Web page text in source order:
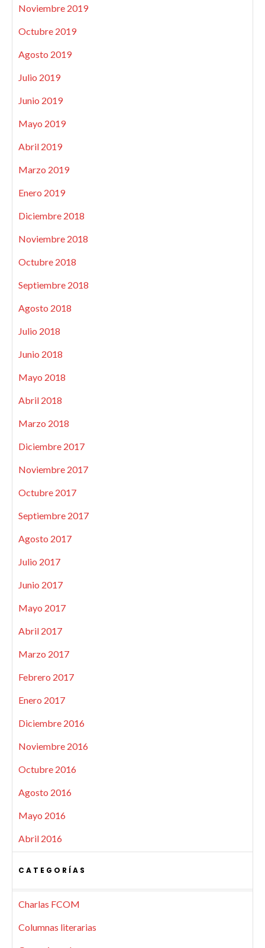
Noviembre 2019
Octubre 2019
Agosto 2019
Julio 2019
Junio 2019
Mayo 2019
Abril 2019
Marzo 2019
Enero 2019
Diciembre 2018
Noviembre 2018
Octubre 2018
Septiembre 2018
Agosto 2018
Julio 2018
Junio 2018
Mayo 2018
Abril 2018
Marzo 2018
Diciembre 2017
Noviembre 2017
Octubre 2017
Septiembre 2017
Agosto 2017
Julio 2017
Junio 2017
Mayo 2017
Abril 2017
Marzo 2017
Febrero 2017
Enero 2017
Diciembre 2016
Noviembre 2016
Octubre 2016
Agosto 2016
Mayo 2016
Abril 2016
CATEGORÍAS
Charlas FCOM
Columnas literarias